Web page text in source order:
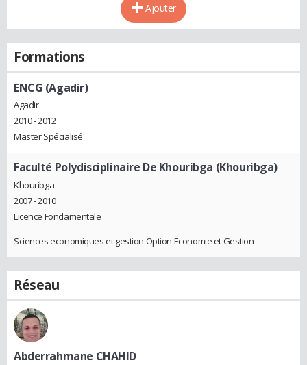
Ajouter
Formations
ENCG (Agadir)
Agadir
2010 - 2012
Master Spécialisé
Faculté Polydisciplinaire De Khouribga (Khouribga)
Khouribga
2007 - 2010
Licence Fondamentale
Sciences economiques et gestion Option Economie et Gestion
Réseau
Abderrahmane CHAHID